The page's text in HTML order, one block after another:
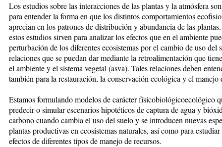
Los estudios sobre las interacciones de las plantas y la atmósfera
para entender la forma en que los distintos comportamientos
aprecian en los patrones de distribución y abundancia de las
estos estudios sirven para analizar los efectos que en el ambiente
perturbación de los diferentes ecosistemas por el cambio de uso del
relaciones que se puedan dar mediante la retroalimentación que
el ambiente y el sistema vegetal (asva). Tales relaciones deben
también para la restauración, la conservación ecológica y el manejo
Estamos formulando modelos de carácter físicobiológicoecológico
predecir o simular escenarios hipotéticos de captura de agua y
carbono cuando cambia el uso del suelo y se introducen nuevas
plantas productivas en ecosistemas naturales, así como para
efectos de diferentes tipos de manejo de recursos.